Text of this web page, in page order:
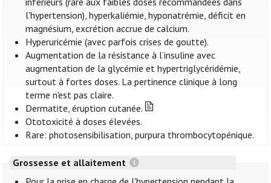
l'hypertension), hyperkaliémie, hyponatrémie, déficit en
magnésium, excrétion accrue de calcium.
Hyperuricémie (avec parfois crises de goutte).
Augmentation de la résistance à l’insuline avec
augmentation de la glycémie et hypertriglycéridémie,
surtout à fortes doses. La pertinence clinique à long
terme n'est pas claire.
Dermatite, éruption cutanée.
Ototoxicité à doses élevées.
Rare: photosensibilisation, purpura thrombocytopénique.
Grossesse et allaitement